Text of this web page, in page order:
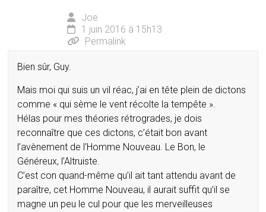
Joe
1 juin 2016 à 15h13
Permalink
Bien sûr, Guy.
Mais moi qui suis un vil réac, j’ai en tête plein de dictons
comme « qui sème le vent récolte la tempête ».
Hélas pour mes théories rétrogrades, je dois
reconnaître que ces dictons, c’était bon avant
l’avènement de l’Homme Nouveau. Le Bon, le
Généreux, l’Altruiste.
C’est con quand-même qu’il ait tant attendu avant de
paraître, cet Homme Nouveau, il aurait suffit qu’il se
magne un peu le cul pour que les merveilleuses